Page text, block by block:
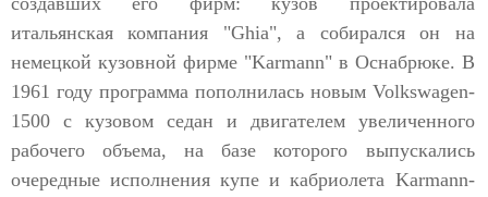
итальянская компания "Ghia", а собирался он на
немецкой кузовной фирме "Karmann" в Оснабрюке. В
1961 году программа пополнилась новым Volkswagen-
1500 с кузовом седан и двигателем увеличенного
рабочего объема, на базе которого выпускались
очередные исполнения купе и кабриолета Karmann-